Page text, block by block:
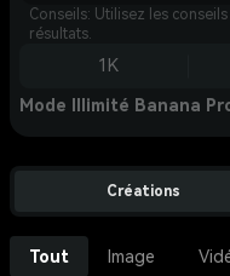
Conseils: Utilisez les
résultats.
1K
Mode Illimité Banana
Créations
Tout Image